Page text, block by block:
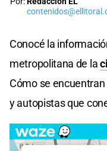
Conocé la
metropolitana de la
Cómo se
y autopistas que